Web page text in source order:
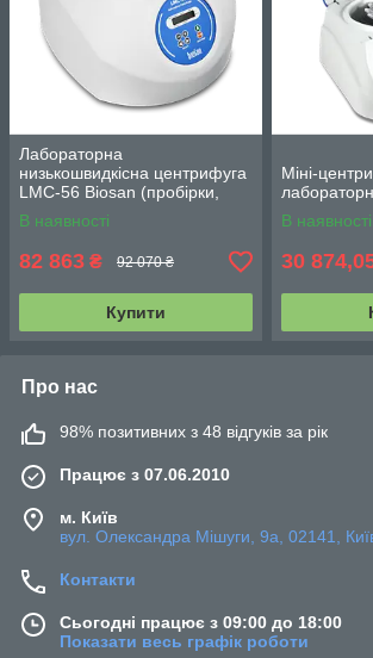
Лабораторна
низькошвидкісна центрифуга
LMC-56 Biosan (пробірки,
планшети)
В наявності
82 863 ₴ 92 070 ₴
Купити
Міні-
В наявності
30
Про нас
98% позитивних з 48 відгуків за рік
Працює з 07.06.2010
м. Київ
вул. Олександра Мішуги, 9а, 02141,
Контакти
Сьогодні працює з 09:00 до 18:00
Показати весь графік роботи